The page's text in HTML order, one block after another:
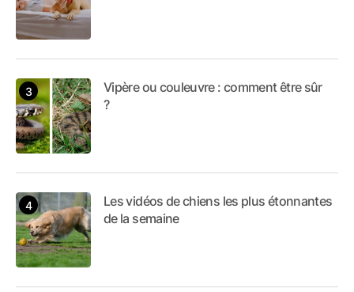
Vipère ou couleuvre : comment être sûr
?
Les vidéos de chiens les plus étonnantes
de la semaine